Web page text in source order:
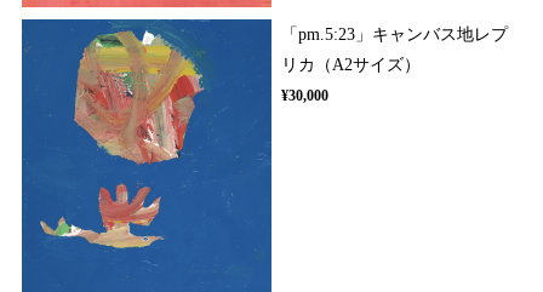
「pm.5:23」キャンバス地レプ
リカ（A2サイズ）
¥30,000